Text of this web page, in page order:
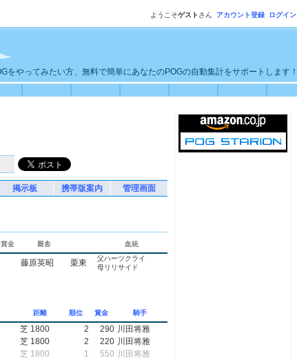
ようこそゲスト さん アカウント登録 ログイン
やってみたい方、無料で簡単にあなたのPOGの自動集計をサポートします！
掲示板 携帯版案内
管理画面
金 厩舎 血統
藤原英昭 栗東
父ハーツクライ
母リリサイド
距離 順位 賞金 騎手
芝 1800 2 290 川田将雅
芝 1800 2 220 川田将雅
芝 1800 1 550 川田将雅